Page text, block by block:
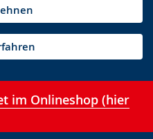
im Onlineshop (hier